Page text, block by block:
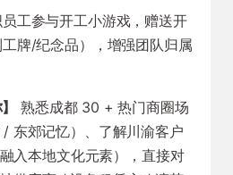
工参与开工小游戏，赠送开
牌/纪念品），增强团队归属
熟悉成都 30 + 热门商圈场
东郊记忆）、了解川渝客户
入本地文化元素），直接对